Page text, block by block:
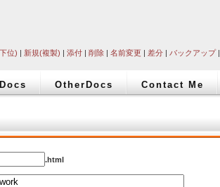
位) | 新規(複製) | 添付 | 削除 | 名前変更 | 差分 | バックアップ|
Docs OtherDocs
Contact Me
.html